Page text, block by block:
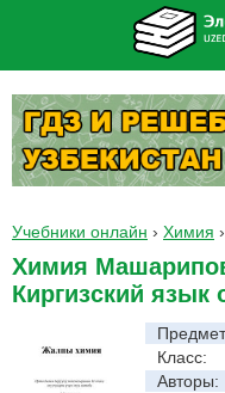
Учебники онлайн › Химия ›
Химия
Киргизский язык
Класс:
Авторы: